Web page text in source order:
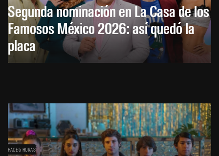
Segunda nominación en La Casa de los
Famosos México 2026: así quedó la
placa
HACE 5 HORAS